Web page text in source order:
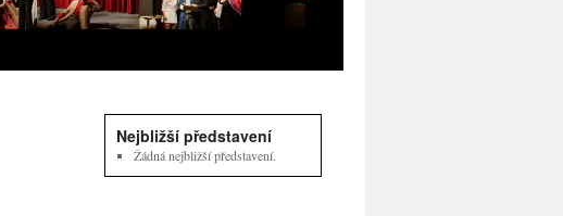
Nejbližší představení
Žádná nejbližší představení.